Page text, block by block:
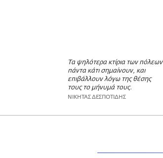
Τα ψηλότερα κτίρια των πόλεων
πάντα κάτι σημαίνουν, και
επιβάλλουν λόγω της θέσης
τους το μήνυμά τους.
ΝΙΚΗΤΑΣ ΔΕΣΠΟΤΙΔΗΣ